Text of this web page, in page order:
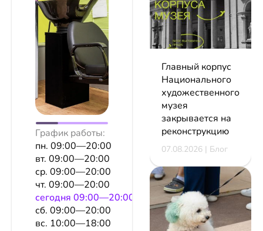
График работы:
пн. 09:00—20:00
вт. 09:00—20:00
ср. 09:00—20:00
чт. 09:00—20:00
сeгодня 09:00—20:00
сб. 09:00—20:00
вс. 10:00—18:00
Главный корпус
Национального
художественного
музея
закрывается на
реконструкцию
07.08.2026 | Блог